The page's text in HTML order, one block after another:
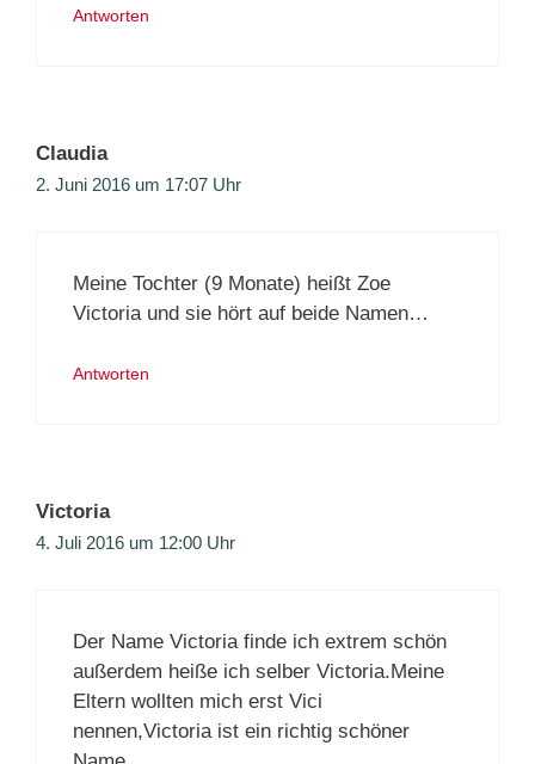
Antworten
Claudia
2. Juni 2016 um 17:07 Uhr
Meine Tochter (9 Monate) heißt Zoe
Victoria und sie hört auf beide Namen…
Antworten
Victoria
4. Juli 2016 um 12:00 Uhr
Der Name Victoria finde ich extrem schön
außerdem heiße ich selber Victoria.Meine
Eltern wollten mich erst Vici
nennen,Victoria ist ein richtig schöner